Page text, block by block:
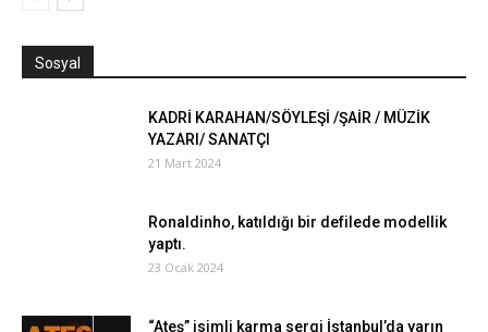
Sosyal
KADRİ KARAHAN/SÖYLEŞİ /ŞAİR / MÜZİK
YAZARI/ SANATÇI
21 Mart 2024
Ronaldinho, katıldığı bir defilede modellik
yaptı.
23 Ocak 2024
“Ateş” isimli karma sergi İstanbul’da yarın